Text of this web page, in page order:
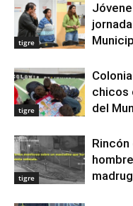
tigre
tigre
chicos
del
tigre
Rincón